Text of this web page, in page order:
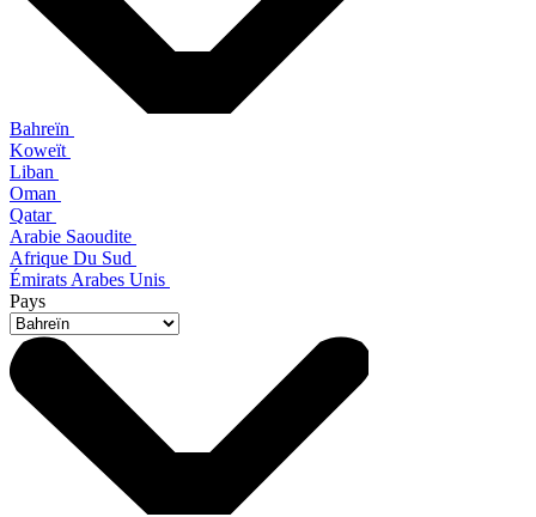
Bahreïn
Koweït
Liban
Oman
Qatar
Arabie Saoudite
Afrique Du Sud
Émirats Arabes Unis
Pays